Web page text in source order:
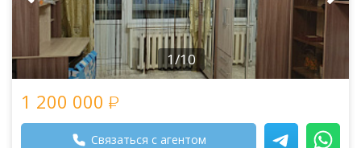
1/10
1 200 000
Связаться с агентом